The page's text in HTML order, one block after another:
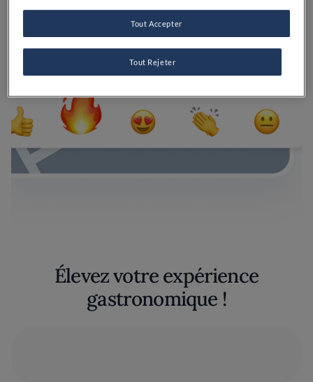
Élevez votre expérience
gastronomique !
Tout Rejeter
Tout Accepter